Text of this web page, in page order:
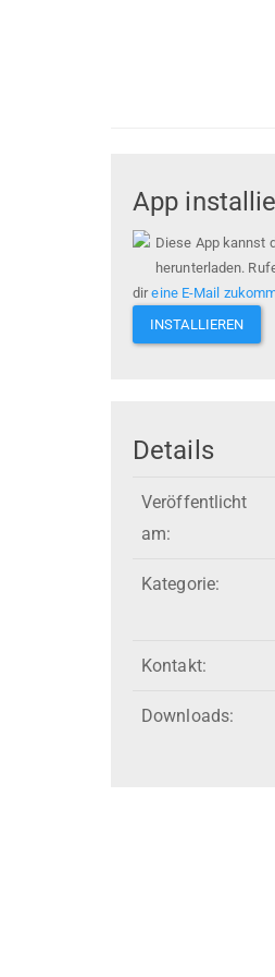
App
Diese App kannst
herunterladen.
direine E-Mail
INSTALLIEREN
Details
Veröffentlicht
am:
Kategorie:
Kontakt:
Downloads: